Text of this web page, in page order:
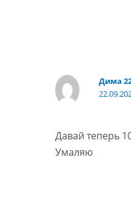
Дима
Давай теперь
Умаляю